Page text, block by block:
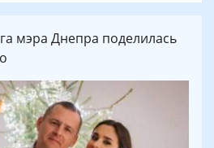
мэра Днепра поделилась